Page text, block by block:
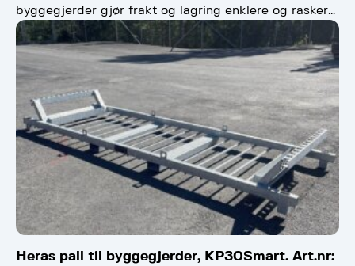
byggegjerder gjør frakt og lagring enklere og raskere.
…
Heras pall til byggegjerder, KP30Smart. Art.nr: